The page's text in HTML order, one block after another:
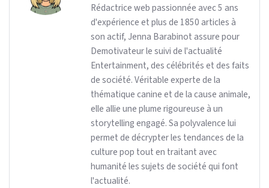
Rédactrice web passionnée avec 5 ans
d'expérience et plus de 1850 articles à
son actif, Jenna Barabinot assure pour
Demotivateur le suivi de l'actualité
Entertainment, des célébrités et des faits
de société. Véritable experte de la
thématique canine et de la cause animale,
elle allie une plume rigoureuse à un
storytelling engagé. Sa polyvalence lui
permet de décrypter les tendances de la
culture pop tout en traitant avec
humanité les sujets de société qui font
l'actualité.